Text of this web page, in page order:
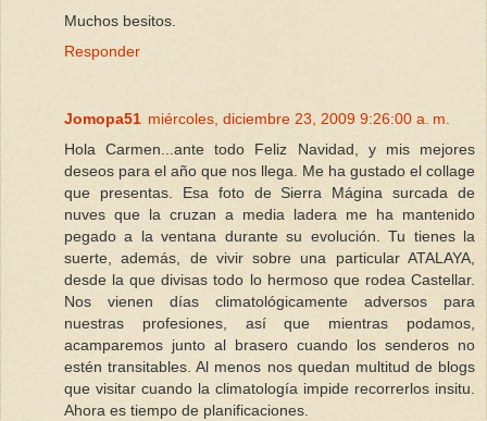
Muchos besitos.
Responder
Jomopa51 miércoles, diciembre 23, 2009 9:26:00 a. m.
Hola Carmen...ante todo Feliz Navidad, y mis mejores
deseos para el año que nos llega. Me ha gustado el collage
que presentas. Esa foto de Sierra Mágina surcada de
nuves que la cruzan a media ladera me ha mantenido
pegado a la ventana durante su evolución. Tu tienes la
suerte, además, de vivir sobre una particular ATALAYA,
desde la que divisas todo lo hermoso que rodea Castellar.
Nos vienen días climatológicamente adversos para
nuestras profesiones, así que mientras podamos,
acamparemos junto al brasero cuando los senderos no
estén transitables. Al menos nos quedan multitud de blogs
que visitar cuando la climatología impide recorrerlos insitu.
Ahora es tiempo de planificaciones.